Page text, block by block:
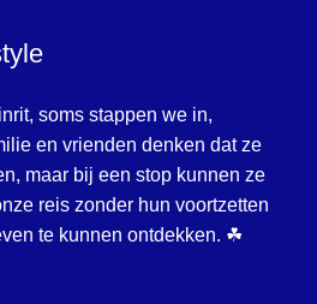
soms stappen we in,
en vrienden denken dat ze
maar bij een stop kunnen ze
reis zonder hun voortzetten
te kunnen ontdekken. ☘